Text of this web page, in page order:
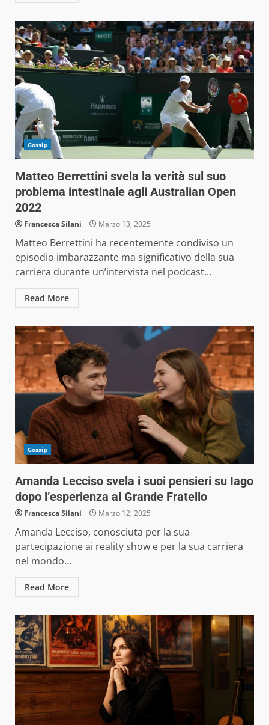
Gossip
Matteo Berrettini svela la verità sul suo
problema intestinale agli Australian Open
2022
Francesca Silani Marzo 13, 2025
Matteo Berrettini ha recentemente condiviso un
episodio imbarazzante ma significativo della sua
carriera durante un’intervista nel podcast...
Read More
Gossip
Amanda Lecciso svela i suoi pensieri su Iago
dopo l’esperienza al Grande Fratello
Francesca Silani Marzo 12, 2025
Amanda Lecciso, conosciuta per la sua
partecipazione ai reality show e per la sua carriera
nel mondo...
Read More